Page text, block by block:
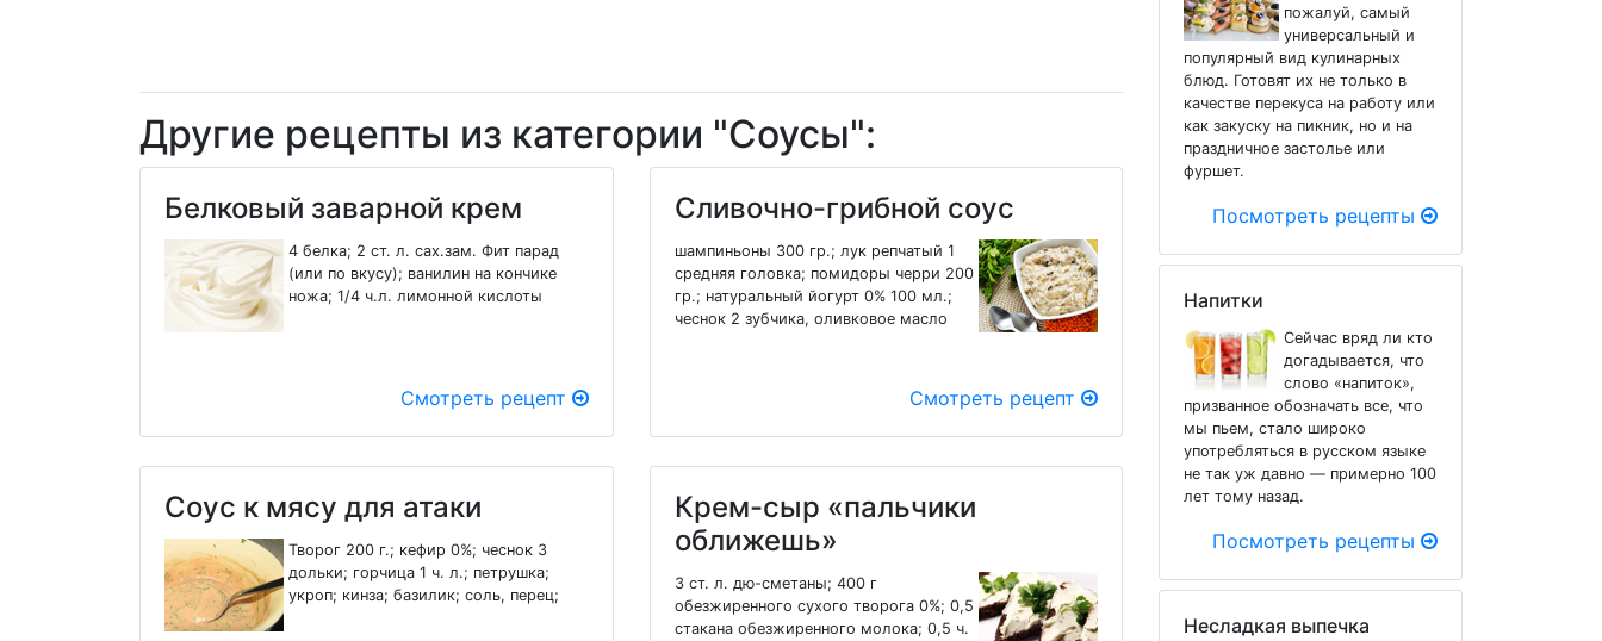
Другие рецепты из категории "Соусы":
Белковый заварной крем
4 белка; 2 ст. л. сах.зам. Фит парад
(или по вкусу); ванилин на кончике
ножа; 1/4 ч.л. лимонной кислоты
Смотреть рецепт
Сливочно-грибной соус
шампиньоны 300 гр.; лук репчатый 1
средняя головка; помидоры черри 200
гр.; натуральный йогурт 0% 100 мл.;
чеснок 2 зубчика, оливковое масло
Смотреть рецепт
Соус к мясу для атаки
Творог 200 г.; кефир 0%; чеснок 3
дольки; горчица 1 ч. л.; петрушка;
укроп; кинза; базилик; соль, перец;
Крем-сыр «пальчики
оближешь»
3 ст. л. дю-сметаны; 400 г
обезжиренного сухого творога 0%; 0,5
стакана обезжиренного молока; 0,5 ч.
пожалуй, самый
универсальный и
популярный вид кулинарных
блюд. Готовят их не только в
качестве перекуса на работу или
как закуску на пикник, но и на
праздничное застолье или
фуршет.
Посмотреть рецепты
Напитки
Сейчас вряд ли кто
догадывается, что
слово «напиток»,
призванное обозначать все, что
мы пьем, стало широко
употребляться в русском языке
не так уж давно — примерно 100
лет тому назад.
Посмотреть рецепты
Несладкая выпечка